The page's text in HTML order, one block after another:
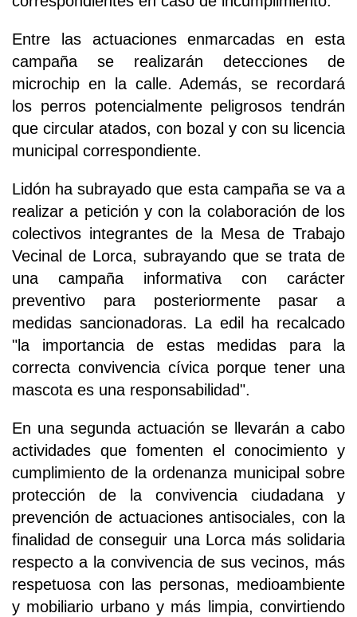
Entre las actuaciones enmarcadas en esta
campaña se realizarán detecciones de
microchip en la calle. Además, se recordará
los perros potencialmente peligrosos tendrán
que circular atados, con bozal y con su licencia
municipal correspondiente.
Lidón ha subrayado que esta campaña se va a
realizar a petición y con la colaboración de los
colectivos integrantes de la Mesa de Trabajo
Vecinal de Lorca, subrayando que se trata de
una campaña informativa con carácter
preventivo para posteriormente pasar a
medidas sancionadoras. La edil ha recalcado
"la importancia de estas medidas para la
correcta convivencia cívica porque tener una
mascota es una responsabilidad".
En una segunda actuación se llevarán a cabo
actividades que fomenten el conocimiento y
cumplimiento de la ordenanza municipal sobre
protección de la convivencia ciudadana y
prevención de actuaciones antisociales, con la
finalidad de conseguir una Lorca más solidaria
respecto a la convivencia de sus vecinos, más
respetuosa con las personas, medioambiente
y mobiliario urbano y más limpia, convirtiendo